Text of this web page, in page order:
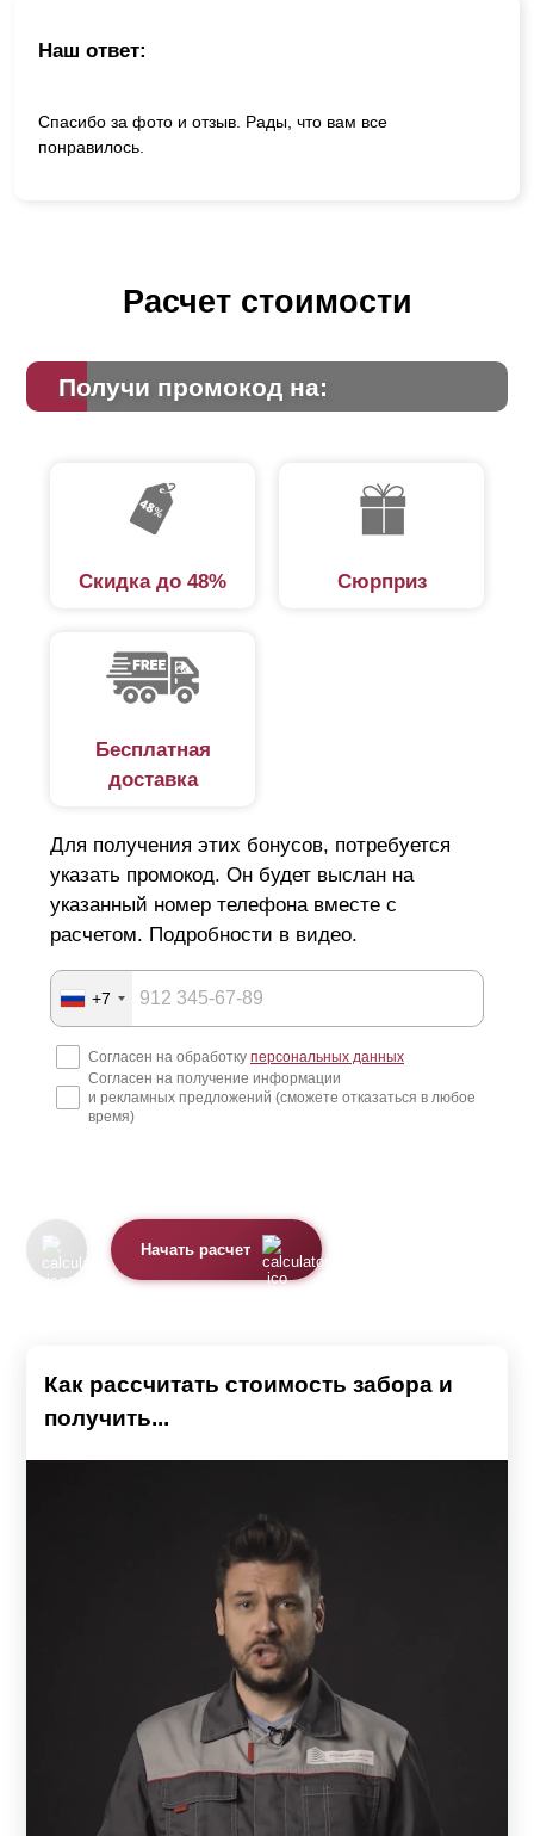
Наш ответ:
Спасибо за фото и отзыв. Рады, что вам все
понравилось.
Расчет стоимости
Получи промокод на:
Скидка до 48% Сюрприз
Бесплатная
доставка
Для получения этих бонусов, потребуется
указать промокод. Он будет выслан на
указанный номер телефона вместе с
расчетом. Подробности в видео.
+7
Согласен на обработку персональных данных
Согласен на получение информации
и рекламных предложений (сможете отказаться в любое
время)
Начать расчет
Как рассчитать стоимость забора и
получить...